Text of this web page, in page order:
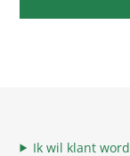
Ik wil klant